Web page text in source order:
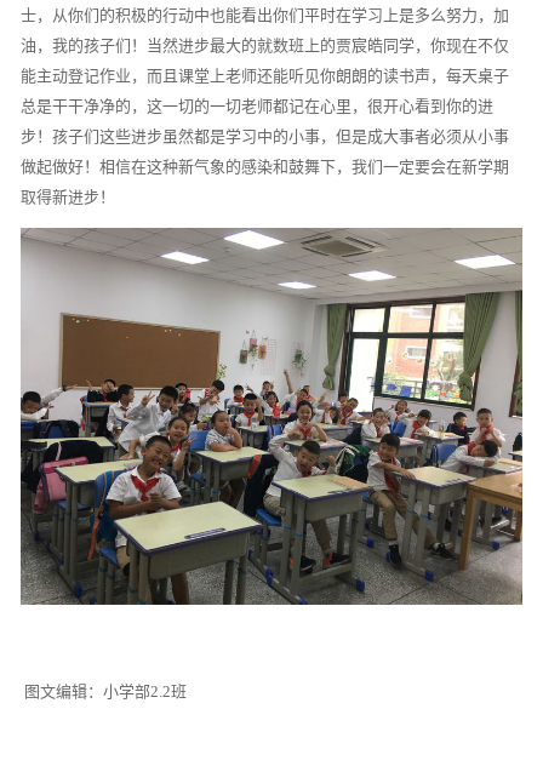
士，从你们的积极的行动中也能看出你们平时在学习上是多么努力，加
油，我的孩子们！当然进步最大的就数班上的贾宸皓同学，你现在不仅
能主动登记作业，而且课堂上老师还能听见你朗朗的读书声，每天桌子
总是干干净净的，这一切的一切老师都记在心里，很开心看到你的进
步！孩子们这些进步虽然都是学习中的小事，但是成大事者必须从小事
做起做好！相信在这种新气象的感染和鼓舞下，我们一定要会在新学期
取得新进步！
图文编辑：小学部2.2班